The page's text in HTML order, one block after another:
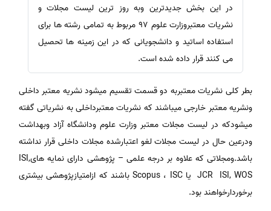
در این بخش جدیدترین وبه روز ترین لیست مجلات و
نشریات معتبروزارت علوم 97 مربوط به تمامی رشته ها برای
استفاده اساتید و دانشجویانی که در این زمینه ها تحصیل
می کنند قرار داده شده است.
بطر کلی نشریات معتبربه دو قسمت تقسیم میشود نشریه معتبر داخلی
ونشریه معتبر خارجی میباشند که نشریات معتبرداخلی به نشریاتی گفته
میشودکه در لیست مجلات معتبر وزارت علوم ودانشگاه آزاد وبهداشت
ودرعین حال در لیست مجلات لغو اعتبارشده مجلات داخلی قرار نداشته
باشد.ومجلاتی که علاوه بر درجه علمی – پژوهشی دارای نمایه هایISI,
JCR ISI, WOS یا Scopus ، ISC باشند که ازامتیازپژوهشی بیشتری
برخوردارخواهند بود.